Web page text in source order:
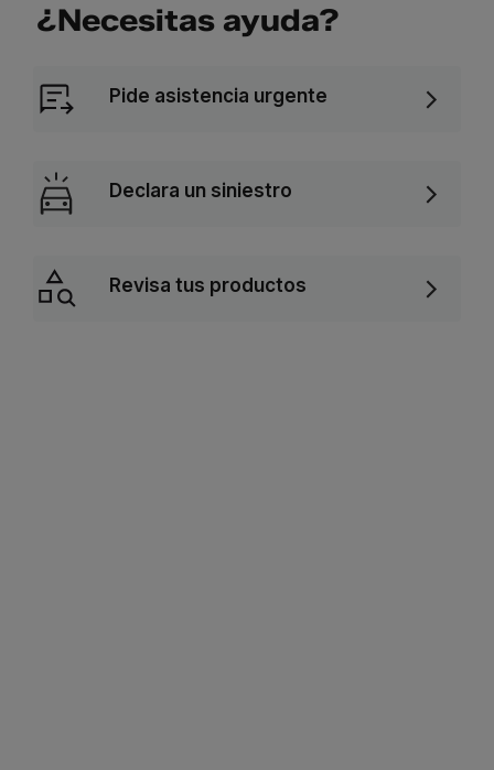
¿Necesitas ayuda?
Pide asistencia urgente
Declara un siniestro
Revisa tus productos